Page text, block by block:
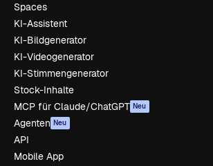
Spaces
KI-Assistent
KI-Bildgenerator
KI-Videogenerator
KI-Stimmengenerator
Stock-Inhalte
MCP für Claude/ChatGPT Neu
Agenten Neu
API
Mobile App